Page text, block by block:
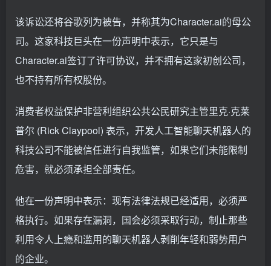
该诉讼还将谷歌列为被告，并称其为Character.ai的母公
司。这家科技巨头在一份声明中表示，它只是与
Character.ai签订了许可协议，并不拥有这家初创公司，
也不持有所有权股份。
消费者权益保护非营利组织公共公民研究主管里克·克莱
普尔 (Rick Claypool) 表示，开发人工智能聊天机器人的
科技公司不能被信任进行自我监管，如果它们未能限制
危害，就必须承担全部责任。
他在一份声明中表示：现有法律法规已经适用，必须严
格执行。如果存在漏洞，国会必须采取行动，制止那些
利用令人上瘾和滥用的聊天机器人剥削年轻和弱势用户
的企业。